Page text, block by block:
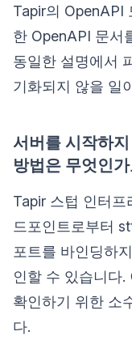
Tapir의 OpenAPI
한 OpenAPI 문서
동일한 설명에서
기화되지 않을 일
서버를 시작하
방법은 무엇인
Tapir 스텁 인터프
드포인트로부터
포트를 바인딩하
인할 수 있습니다
확인하기 위한 소
다.